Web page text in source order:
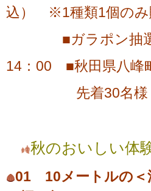
込） ※1種類1個のみ
■ガラポン抽選会
14：00 ■秋田県八峰
先着30名様 ※1
秋のおいしい体
01 10メートルの＜